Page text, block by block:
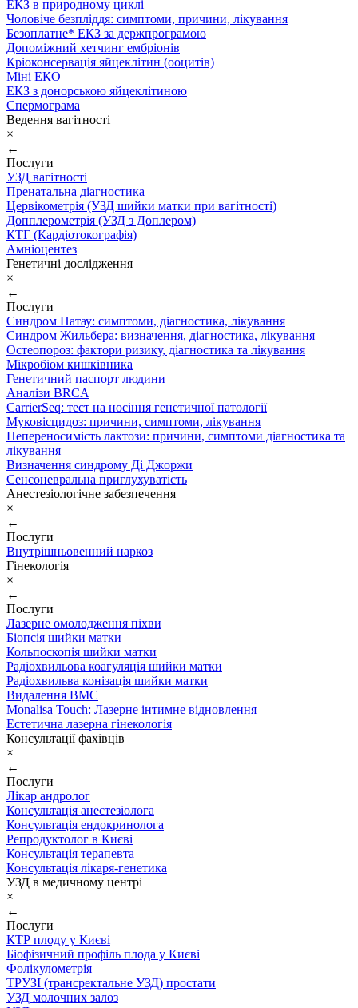
ЕКЗ в природному циклі
Чоловіче безпліддя: симптоми, причини, лікування
Безоплатне* ЕКЗ за держпрограмою
Допоміжний хетчинг ембріонів
Кріоконсервація яйцеклітин (ооцитів)
Міні ЕКО
ЕКЗ з донорською яйцеклітиною
Спермограма
Ведення вагітності
×
←
Послуги
УЗД вагітності
Пренатальна діагностика
Цервікометрія (УЗД шийки матки при вагітності)
Допплерометрія (УЗД з Доплером)
КТГ (Кардіотокографія)
Амніоцентез
Генетичні дослідження
×
←
Послуги
Синдром Патау: симптоми, дiагностика, лiкування
Синдром Жильбера: визначення, діагностика, лікування
Остеопороз: фактори ризику, діагностика та лікування
Мікробіом кишківника
Генетичний паспорт людини
Аналізи BRCA
CarrierSeq: тест на носіння генетичної патології
Муковісцидоз: причини, симптоми, лікування
Непереносимість лактози: причини, симптоми діагностика та
лікування
Визначення синдрому Ді Джоржи
Сенсоневральна приглухуватість
Анестезіологічне забезпечення
×
←
Послуги
Внутрішньовенний наркоз
Гінекологія
×
←
Послуги
Лазерне омолодження піхви
Біопсія шийки матки
Кольпоскопія шийки матки
Радіохвильова коагуляція шийки матки
Радіохвильва конізація шийки матки
Видалення ВМС
Monalisa Touch: Лазерне інтимне відновлення
Естетична лазерна гінекологія
Консультації фахівців
×
←
Послуги
Лікар андролог
Консультація анестезіолога
Консультація ендокринолога
Репродуктолог в Києві
Консультація терапевта
Консультація лікаря-генетика
УЗД в медичному центрі
×
←
Послуги
КТР плоду у Києві
Біофізичний профіль плода у Києві
Фолікулометрія
ТРУЗІ (трансректальне УЗД) простати
УЗД молочних залоз